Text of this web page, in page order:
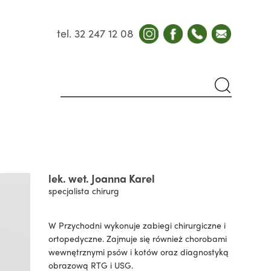
tel. 32 247 12 08
lek. wet. Joanna Karel
specjalista chirurg
W Przychodni wykonuje zabiegi chirurgiczne i
ortopedyczne. Zajmuje się również chorobami
wewnętrznymi psów i kotów oraz diagnostyką
obrazową RTG i USG.